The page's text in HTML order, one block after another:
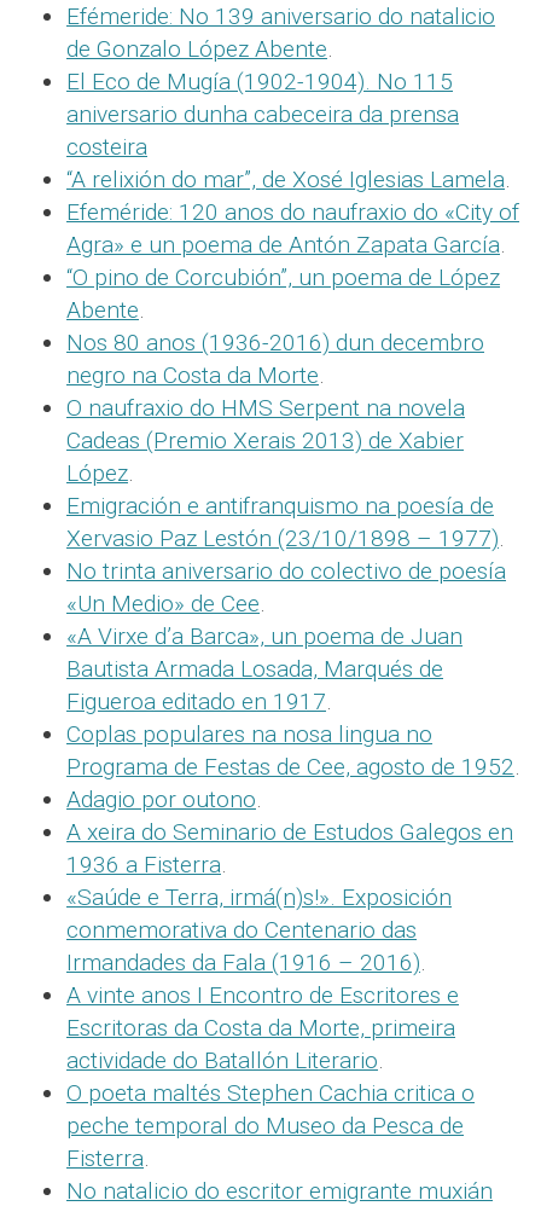
Efémeride: No 139 aniversario do natalicio
de Gonzalo López Abente
El Eco de Mugía (1902-1904). No 115
aniversario dunha cabeceira da prensa
costeira
“A relixión do mar”, de Xosé Iglesias Lamela
Efeméride: 120 anos do naufraxio do «City of
Agra» e un poema de Antón Zapata García
“O pino de Corcubión”, un poema de López
Abente
Nos 80 anos (1936-2016) dun decembro
negro na Costa da Morte
O naufraxio do HMS Serpent na novela
Cadeas (Premio Xerais 2013) de Xabier
López
Emigración e antifranquismo na poesía de
Xervasio Paz Lestón (23/10/1898 – 1977)
No trinta aniversario do colectivo de poesía
«Un Medio» de Cee
«A Virxe d’a Barca», un poema de Juan
Bautista Armada Losada, Marqués de
Figueroa editado en 1917
Coplas populares na nosa lingua no
Programa de Festas de Cee, agosto de 1952
Adagio por outono
A xeira do Seminario de Estudos Galegos en
1936 a Fisterra
«Saúde e Terra, irmá(n)s!». Exposición
conmemorativa do Centenario das
Irmandades da Fala (1916 – 2016)
A vinte anos I Encontro de Escritores e
Escritoras da Costa da Morte, primeira
actividade do Batallón Literario
O poeta maltés Stephen Cachia critica o
peche temporal do Museo da Pesca de
Fisterra
No natalicio do escritor emigrante muxián